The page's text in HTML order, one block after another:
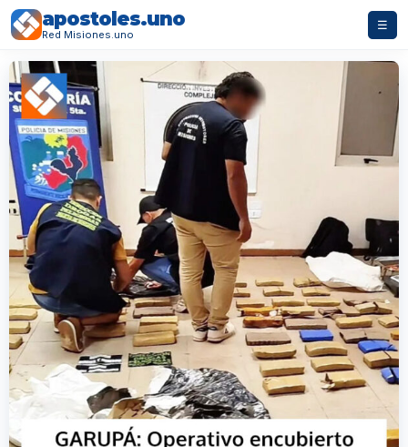
apostoles.uno
Red Misiones.uno
☰